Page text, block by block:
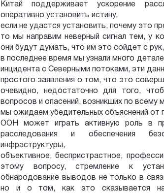
Китай поддерживает ускорение
оперативно установить истину,
если не удастся установить, почему это
то мы направим неверный сигнал тем, у
они будут думать, что им это сойдет с рук,
в последнее время мы узнали много
инцидента с Северными потоками, эти
простого заявления о том, что это
очевидно, недостаточно для того,
вопросов и опасений, возникших по всему
мы ожидаем убедительных объяснений от
ООН может играть активную роль в
расследования и обеспечения
инфраструктуры,
объективное, беспристрастное,
этому вопросу, стремление к
обнародование выводов не только в
но и о том, как это сказывается на